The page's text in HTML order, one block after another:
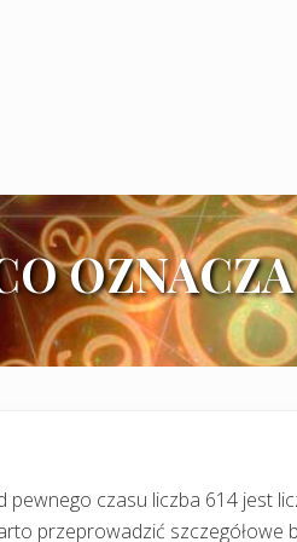
pewnego czasu liczba 614 jest
przeprowadzić szczegółowe